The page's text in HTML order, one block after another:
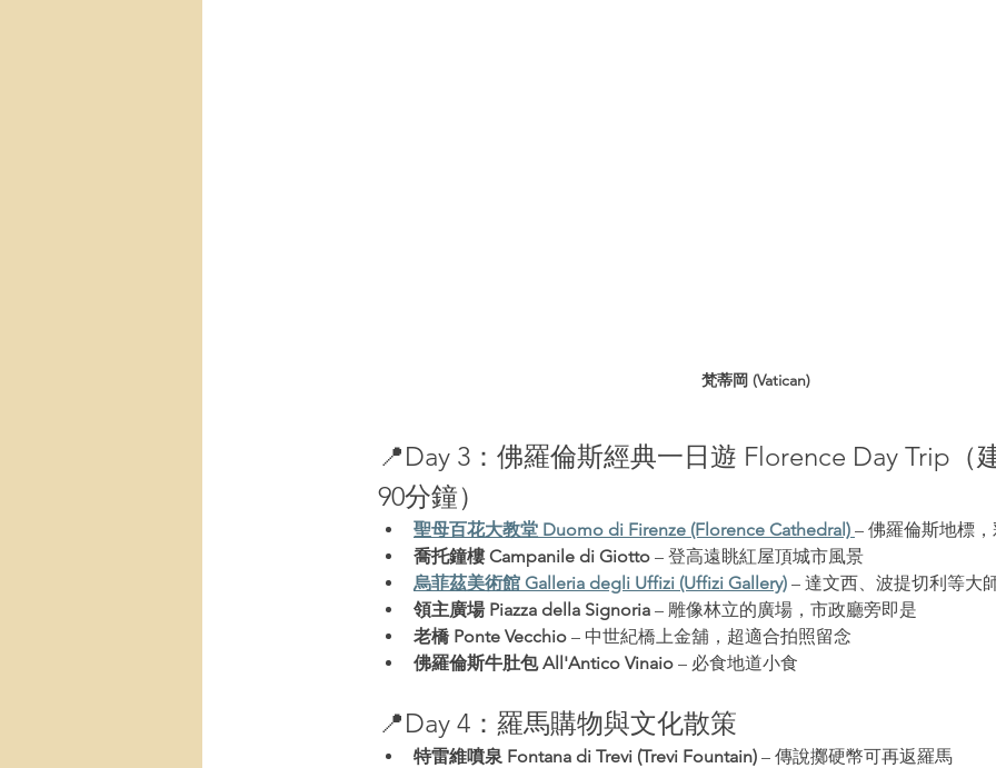
梵蒂岡 (Vatican)
📍Day 3 ：佛羅倫斯經典一日遊 Florence Day Trip（
90分鐘）
聖母百花大教堂 Duomo di Firenze (Florence Cathedral) – 佛羅倫斯地標
喬托鐘樓 Campanile di Giotto – 登高遠眺紅屋頂城市風景
烏菲茲美術館 Galleria degli Uffizi (Uffizi Gallery) – 達文西、波提切利等大
領主廣場 Piazza della Signoria – 雕像林立的廣場，市政廳旁即是
老橋 Ponte Vecchio – 中世紀橋上金舖，超適合拍照留念
佛羅倫斯牛肚包 All'Antico Vinaio – 必食地道小食
📍Day 4 ：羅馬購物與文化散策
特雷維噴泉 Fontana di Trevi (Trevi Fountain) – 傳說擲硬幣可再返羅馬